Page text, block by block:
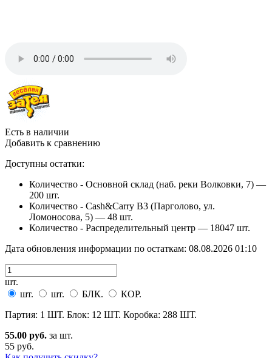
Есть в наличии
Добавить к сравнению
Доступны остатки:
Количество - Основной склад (наб. реки Волковки, 7) —
200 шт.
Количество - Cash&Carry B3 (Парголово, ул.
Ломоносова, 5) — 48 шт.
Количество - Распределительный центр — 18047 шт.
Дата обновления информации по остаткам: 08.08.2026 01:10
шт.
шт.
шт. БЛК.
КОР.
Партия: 1 ШТ. Блок: 12 ШТ. Коробка: 288 ШТ.
55.00 руб. за шт.
55 руб.